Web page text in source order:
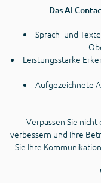
Das AI
Sprach- und
Leistungsstarke
Aufgezeichnete
Verpassen Sie
verbessern und Ihre
Sie Ihre